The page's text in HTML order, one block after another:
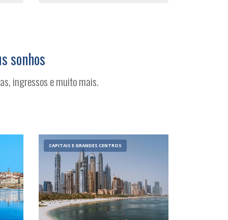
sonhos
ingressos e muito mais.
CAPITAIS E GRANDES CENTROS